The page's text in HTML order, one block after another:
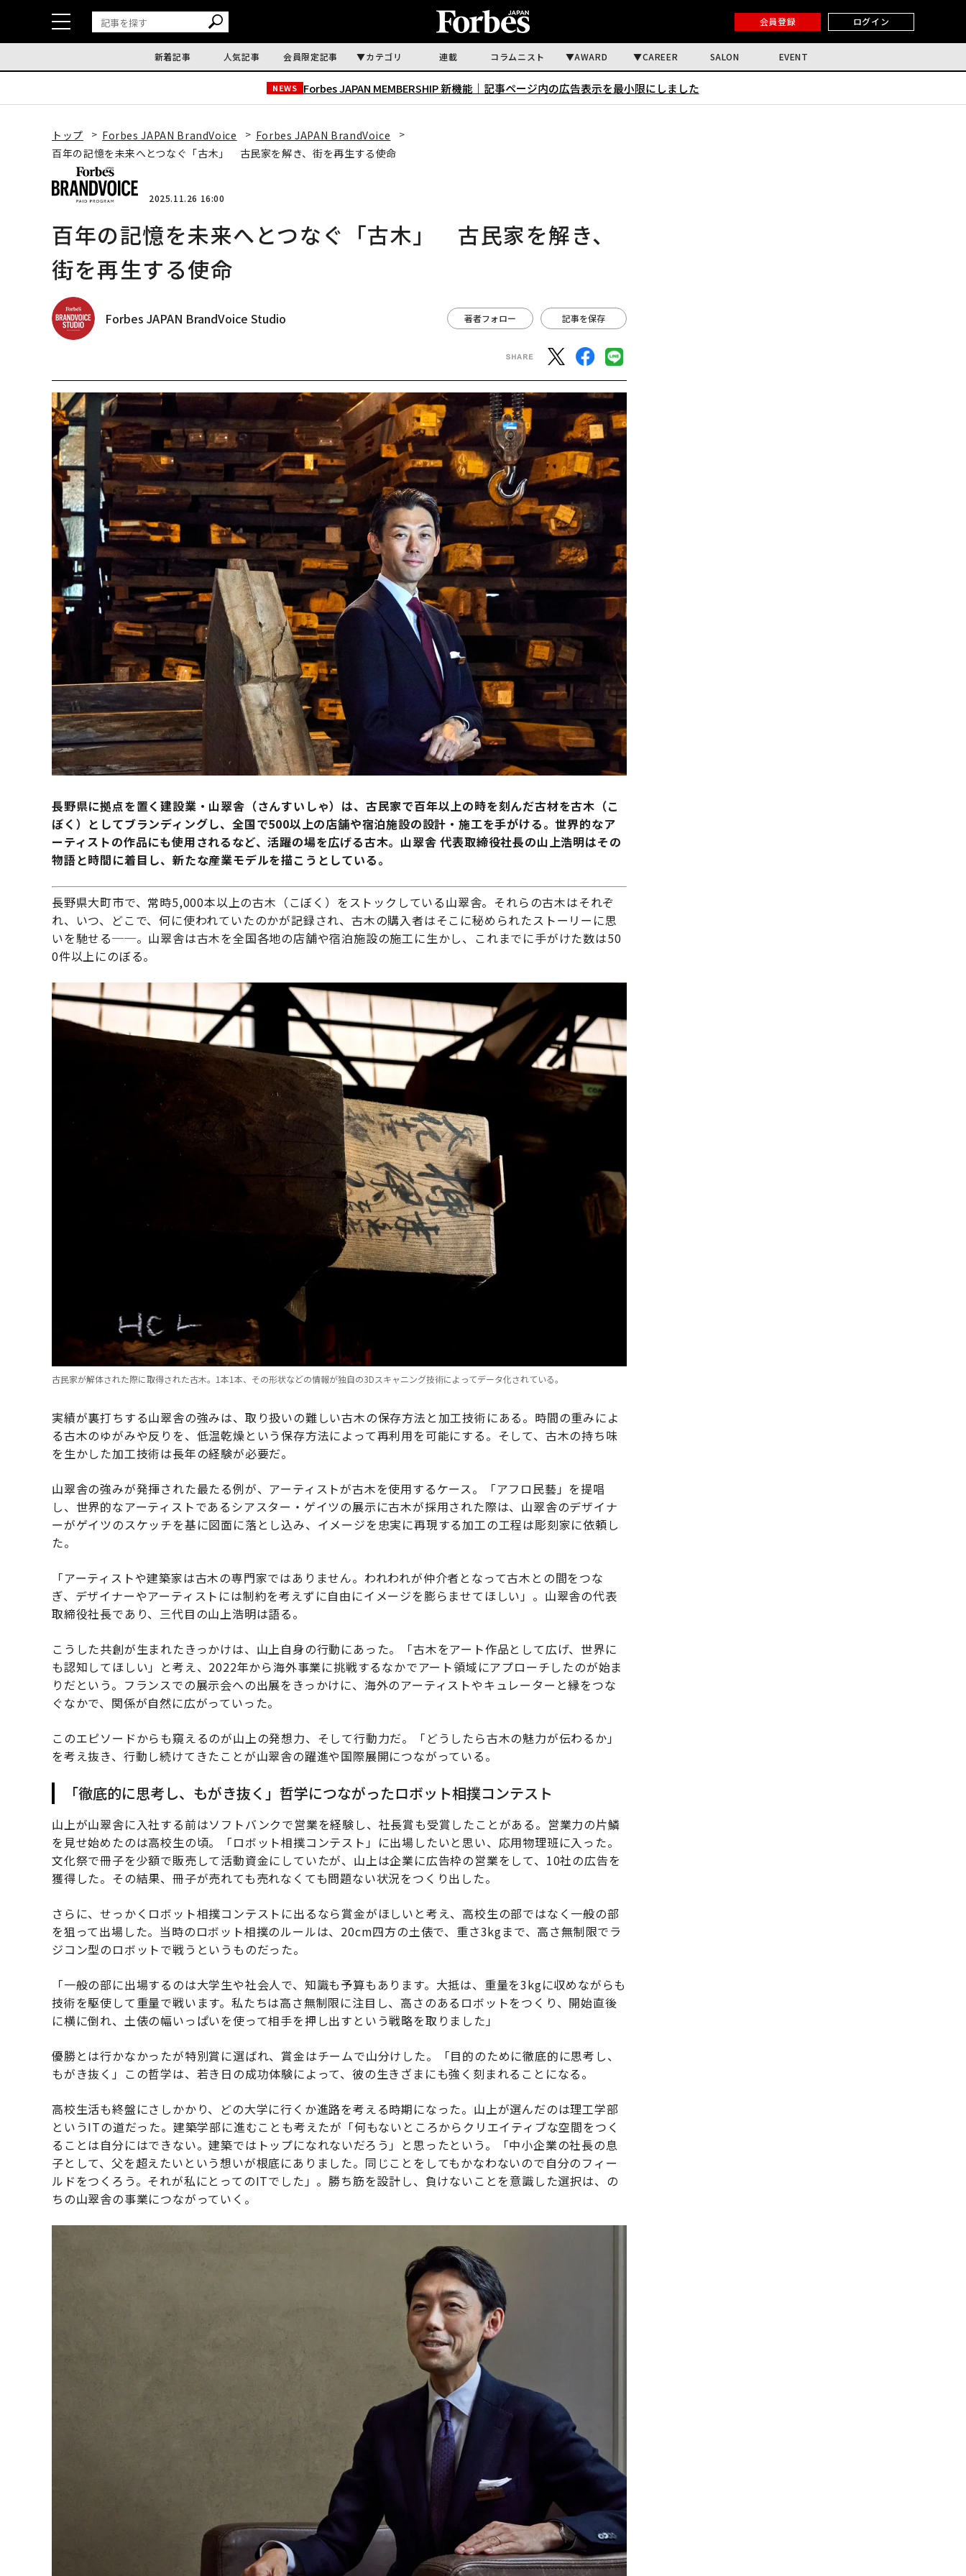
会員登録 ログイン
新着記事 人気記事 会員限定記事 カテゴリ 連載 コラムニスト AWARD CAREER SALON EVENT
NEWS Forbes JAPAN MEMBERSHIP 新機能｜ 記事ページ内の広告表示を最小限にしました
トップ Forbes JAPAN BrandVoice
Forbes JAPAN BrandVoice
百年の記憶を未来へとつなぐ「古木」 古民家を解き、街を再生する使命
2025.11.26 16:00
百年の記憶を未来へとつなぐ「古木」 古民家を解き、
街を再生する使命
Forbes JAPAN BrandVoice Studio 著者フォロー 記事を保存
長野県に拠点を置く建設業・山翠舎（さんすいしゃ）は、古民家で百年以上の時を刻んだ古材を古木（こ
ぼく）としてブランディングし、全国で500以上の店舗や宿泊施設の設計・施工を手がける。世界的なア
ーティストの作品にも使用されるなど、活躍の場を広げる古木。山翠舎 代表取締役社長の山上浩明はその
物語と時間に着目し、新たな産業モデルを描こうとしている。
長野県大町市で、常時5,000本以上の古木（こぼく）をストックしている山翠舎。それらの古木はそれぞ
れ、いつ、どこで、何に使われていたのかが記録され、古木の購入者はそこに秘められたストーリーに思
いを馳せる──。山翠舎は古木を全国各地の店舗や宿泊施設の施工に生かし、これまでに手がけた数は50
0件以上にのぼる。
古民家が解体された際に取得された古木。1本1本、その形状などの情報が独自の3Dスキャニング技術によってデータ化されている。
実績が裏打ちする山翠舎の強みは、取り扱いの難しい古木の保存方法と加工技術にある。時間の重みによ
る古木のゆがみや反りを、低温乾燥という保存方法によって再利用を可能にする。そして、古木の持ち味
を生かした加工技術は長年の経験が必要だ。
山翠舎の強みが発揮された最たる例が、アーティストが古木を使用するケース。「アフロ民藝」を提唱
し、世界的なアーティストであるシアスター・ゲイツの展示に古木が採用された際は、山翠舎のデザイナ
ーがゲイツのスケッチを基に図面に落とし込み、イメージを忠実に再現する加工の工程は彫刻家に依頼し
た。
「アーティストや建築家は古木の専門家ではありません。われわれが仲介者となって古木との間をつな
ぎ、デザイナーやアーティストには制約を考えずに自由にイメージを膨らませてほしい」。山翠舎の代表
取締役社長であり、三代目の山上浩明は語る。
こうした共創が生まれたきっかけは、山上自身の行動にあった。「古木をアート作品として広げ、世界に
も認知してほしい」と考え、2022年から海外事業に挑戦するなかでアート領域にアプローチしたのが始ま
りだという。フランスでの展示会への出展をきっかけに、海外のアーティストやキュレーターと縁をつな
ぐなかで、関係が自然に広がっていった。
このエピソードからも窺えるのが山上の発想力、そして行動力だ。「どうしたら古木の魅力が伝わるか」
を考え抜き、行動し続けてきたことが山翠舎の躍進や国際展開につながっている。
「徹底的に思考し、もがき抜く」哲学につながったロボット相撲コンテスト
山上が山翠舎に入社する前はソフトバンクで営業を経験し、社長賞も受賞したことがある。営業力の片鱗
を見せ始めたのは高校生の頃。「ロボット相撲コンテスト」に出場したいと思い、応用物理班に入った。
文化祭で冊子を少額で販売して活動資金にしていたが、山上は企業に広告枠の営業をして、10社の広告を
獲得した。その結果、冊子が売れても売れなくても問題ない状況をつくり出した。
さらに、せっかくロボット相撲コンテストに出るなら賞金がほしいと考え、高校生の部ではなく一般の部
を狙って出場した。当時のロボット相撲のルールは、20cm四方の土俵で、重さ3kgまで、高さ無制限でラ
ジコン型のロボットで戦うというものだった。
「一般の部に出場するのは大学生や社会人で、知識も予算もあります。大抵は、重量を3kgに収めながらも
技術を駆使して重量で戦います。私たちは高さ無制限に注目し、高さのあるロボットをつくり、開始直後
に横に倒れ、土俵の幅いっぱいを使って相手を押し出すという戦略を取りました」
優勝とは行かなかったが特別賞に選ばれ、賞金はチームで山分けした。「目的のために徹底的に思考し、
もがき抜く」この哲学は、若き日の成功体験によって、彼の生きざまにも強く刻まれることになる。
高校生活も終盤にさしかかり、どの大学に行くか進路を考える時期になった。山上が選んだのは理工学部
というITの道だった。建築学部に進むことも考えたが「何もないところからクリエイティブな空間をつく
ることは自分にはできない。建築ではトップになれないだろう」と思ったという。「中小企業の社長の息
子として、父を超えたいという想いが根底にありました。同じことをしてもかなわないので自分のフィー
ルドをつくろう。それが私にとってのITでした」。勝ち筋を設計し、負けないことを意識した選択は、の
ちの山翠舎の事業につながっていく。